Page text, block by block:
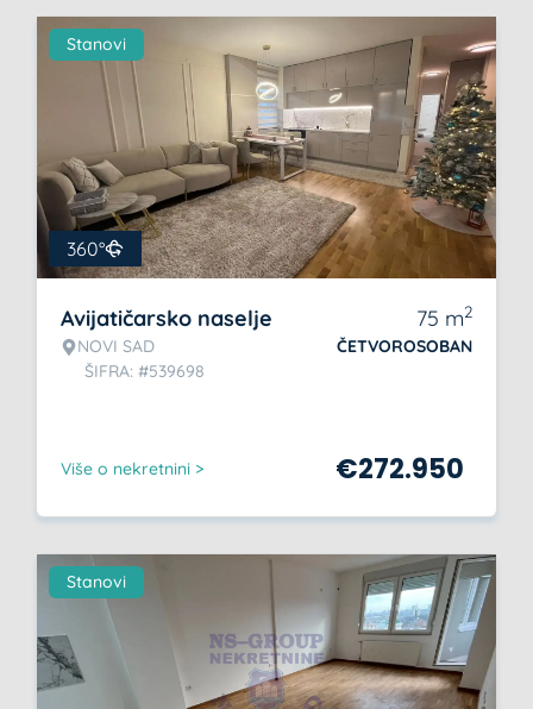
Stanovi
360°
Avijatičarsko naselje
NOVI SAD
ŠIFRA: #539698
75 m2
ČETVOROSOBAN
Više o nekretnini > €272.950
Stanovi